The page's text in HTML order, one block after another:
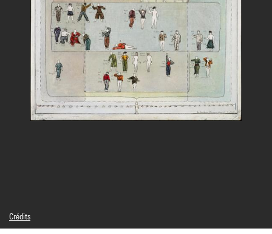
Crédits
© Adagp, Paris